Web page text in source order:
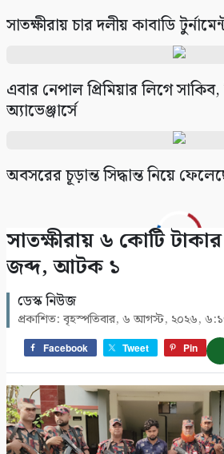
সাতক্ষীরায় চার দলীয় কাবাডি
এবার নেপাল প্রিমিয়ার লিগে
অ্যাভেঞ্জার্সে
অবসরের চূড়ান্ত সিদ্ধান্ত নিয়ে
সাতক্ষীরায় ৬ কোটি
জব্দ, আটক ১
ডেস্ক নিউজ
প্রকাশিত: বৃহস্পতিবার, ৬ আগস্ট, ২০২৬,
Facebook Tweet Pin